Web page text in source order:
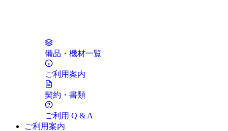
備品・機材一覧
ご利用案内
契約・書類
ご利用 Q & A
ご利用案内